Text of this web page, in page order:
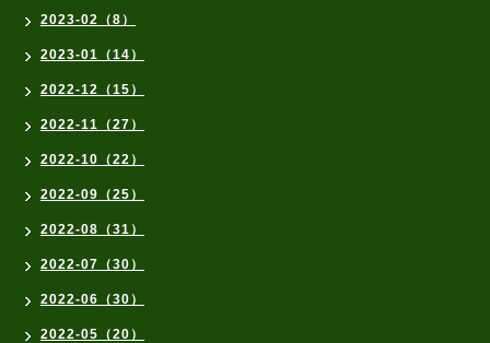
2023-02（8）
2023-01（14）
2022-12（15）
2022-11（27）
2022-10（22）
2022-09（25）
2022-08（31）
2022-07（30）
2022-06（30）
2022-05（20）